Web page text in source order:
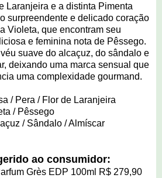
Laranjeira e a distinta Pimenta
surpreendente e delicado coração
Violeta, que encontram seu
e feminina nota de Pêssego.
suave do alcaçuz, do sândalo e
deixando uma marca sensual que
uma complexidade gourmand.
/ Pera / Flor de Laranjeira
/ Pêssego
/ Sândalo / Almíscar
ao consumidor:
Grès EDP 100ml R$ 279,90